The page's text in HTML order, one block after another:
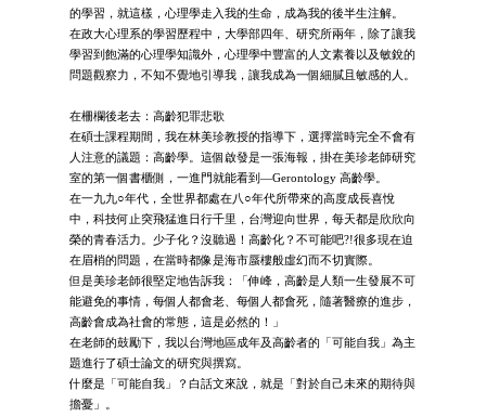
的學習，就這樣，心理學走入我的生命，成為我的後半生注解。
在政大心理系的學習歷程中，大學部四年、研究所兩年，除了讓我
學習到飽滿的心理學知識外，心理學中豐富的人文素養以及敏銳的
問題觀察力，不知不覺地引導我，讓我成為一個細膩且敏感的人。
在柵欄後老去：高齡犯罪悲歌
在碩士課程期間，我在林美珍教授的指導下，選擇當時完全不會有
人注意的議題：高齡學。這個啟發是一張海報，掛在美珍老師研究
室的第一個書櫃側，一進門就能看到—Gerontology 高齡學。
在一九九○年代，全世界都處在八○年代所帶來的高度成長喜悅
中，科技何止突飛猛進日行千里，台灣迎向世界，每天都是欣欣向
榮的青春活力。少子化？沒聽過！高齡化？不可能吧?!很多現在迫
在眉梢的問題，在當時都像是海市蜃樓般虛幻而不切實際。
但是美珍老師很堅定地告訴我：「伸峰，高齡是人類一生發展不可
能避免的事情，每個人都會老、每個人都會死，隨著醫療的進步，
高齡會成為社會的常態，這是必然的！」
在老師的鼓勵下，我以台灣地區成年及高齡者的「可能自我」為主
題進行了碩士論文的研究與撰寫。
什麼是「可能自我」？白話文來說，就是「對於自己未來的期待與
擔憂」。